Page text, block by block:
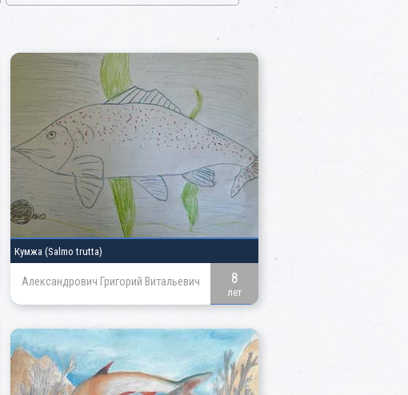
Кумжа (Salmo trutta)
Александрович Григорий Витальевич 8
лет